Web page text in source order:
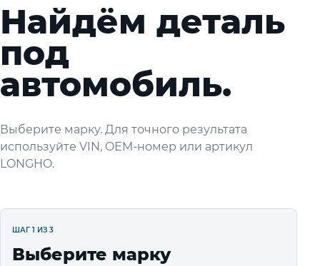
Найдём деталь
под
автомобиль.
Выберите марку. Для точного результата
используйте VIN, OEM-номер или артикул
LONGHO.
ШАГ 1 ИЗ 3
Выберите марку